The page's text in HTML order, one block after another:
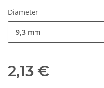
Diameter
9,3 mm
2,13 €